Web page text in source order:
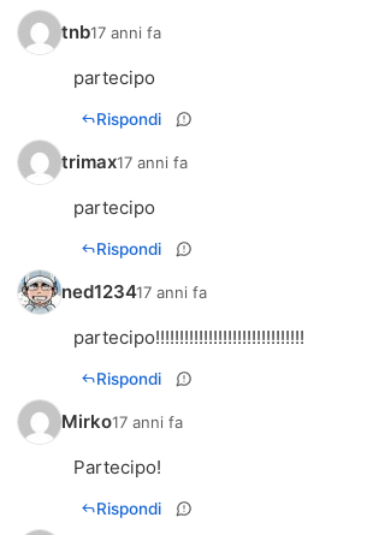
tnb17 anni fa
partecipo
Rispondi
trimax17 anni fa
partecipo
Rispondi
ned123417 anni fa
partecipo!!!!!!!!!!!!!!!!!!!!!!!!!!!!!!!
Rispondi
Mirko17 anni fa
Partecipo!
Rispondi